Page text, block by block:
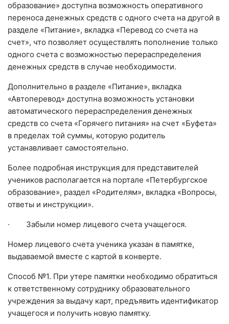
образование» доступна возможность оперативного
переноса денежных средств с одного счета на другой в
разделе «Питание», вкладка «Перевод со счета на
счет», что позволяет осуществлять пополнение только
одного счета с возможностью перераспределения
денежных средств в случае необходимости.
Дополнительно в разделе «Питание», вкладка
«Автоперевод» доступна возможность установки
автоматического перераспределения денежных
средств со счета «Горячего питания» на счет «Буфета»
в пределах той суммы, которую родитель
устанавливает самостоятельно.
Более подробная инструкция для представителей
учеников располагается на портале «Петербургское
образование», раздел «Родителям», вкладка «Вопросы,
ответы и инструкции».
· Забыли номер лицевого счета учащегося.
Номер лицевого счета ученика указан в памятке,
выдаваемой вместе с картой в конверте.
Способ №1. При утере памятки необходимо обратиться
к ответственному сотруднику образовательного
учреждения за выдачу карт, предъявить идентификатор
учащегося и получить новую памятку.